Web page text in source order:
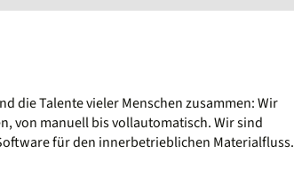
die Talente vieler Menschen zusammen: Wir
von manuell bis vollautomatisch. Wir sind
für den innerbetrieblichen Materialfluss.